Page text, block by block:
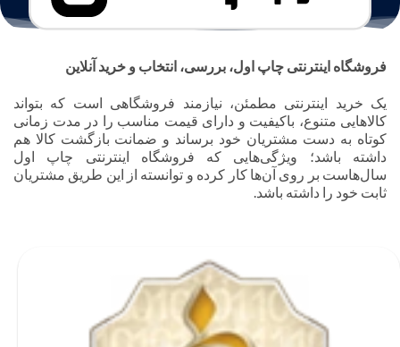
فروشگاه اینترنتی چاپ اول، بررسی، انتخاب و خرید آنلاین
یک خرید اینترنتی مطمئن، نیازمند فروشگاهی است که بتواند
کالاهایی متنوع، باکیفیت و دارای قیمت مناسب را در مدت زمانی
کوتاه به دست مشتریان خود برساند و ضمانت بازگشت کالا هم
داشته باشد؛ ویژگی‌هایی که فروشگاه اینترنتی چاپ اول
سال‌هاست بر روی آن‌ها کار کرده و توانسته از این طریق مشتریان
ثابت خود را داشته باشد.